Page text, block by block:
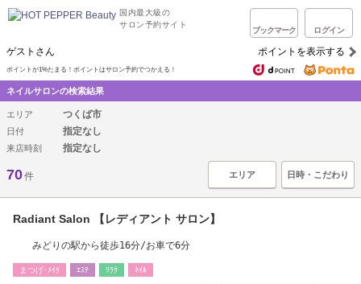
国内最大級の
サロン予約サイト
ブックマーク ログイン
ゲストさん ポイントを表示する
ポイントが1%たまる！ポイントはサロン予約でつかえる！
ネイルサロンの検索結果
エリア つくば市
日付 指定なし
来店時刻 指定なし
70件 エリア 日時・こだわり
Radiant Salon 【レディアント サロン】
みどりの駅から徒歩16分/お車で6分
まつげ･ﾒｲｸ ｴｽﾃ ﾘﾗｸ ﾈｲﾙ